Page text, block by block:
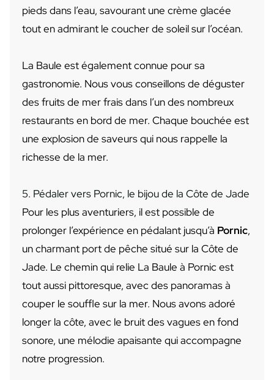
pieds dans l’eau, savourant une crème glacée
tout en admirant le coucher de soleil sur l’océan.
La Baule est également connue pour sa
gastronomie. Nous vous conseillons de déguster
des fruits de mer frais dans l’un des nombreux
restaurants en bord de mer. Chaque bouchée est
une explosion de saveurs qui nous rappelle la
richesse de la mer.
5. Pédaler vers Pornic, le bijou de la Côte de Jade
Pour les plus aventuriers, il est possible de
prolonger l’expérience en pédalant jusqu’à Pornic,
un charmant port de pêche situé sur la Côte de
Jade. Le chemin qui relie La Baule à Pornic est
tout aussi pittoresque, avec des panoramas à
couper le souffle sur la mer. Nous avons adoré
longer la côte, avec le bruit des vagues en fond
sonore, une mélodie apaisante qui accompagne
notre progression.